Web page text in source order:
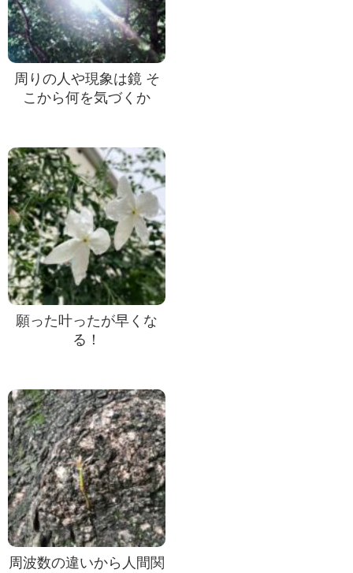
周りの人や現象は鏡 そ
こから何を気づくか
願った叶ったが早くな
る！
周波数の違いから人間関